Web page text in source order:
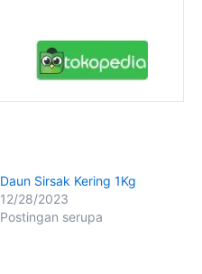
Daun Sirsak Kering 1Kg
12/28/2023
Postingan serupa